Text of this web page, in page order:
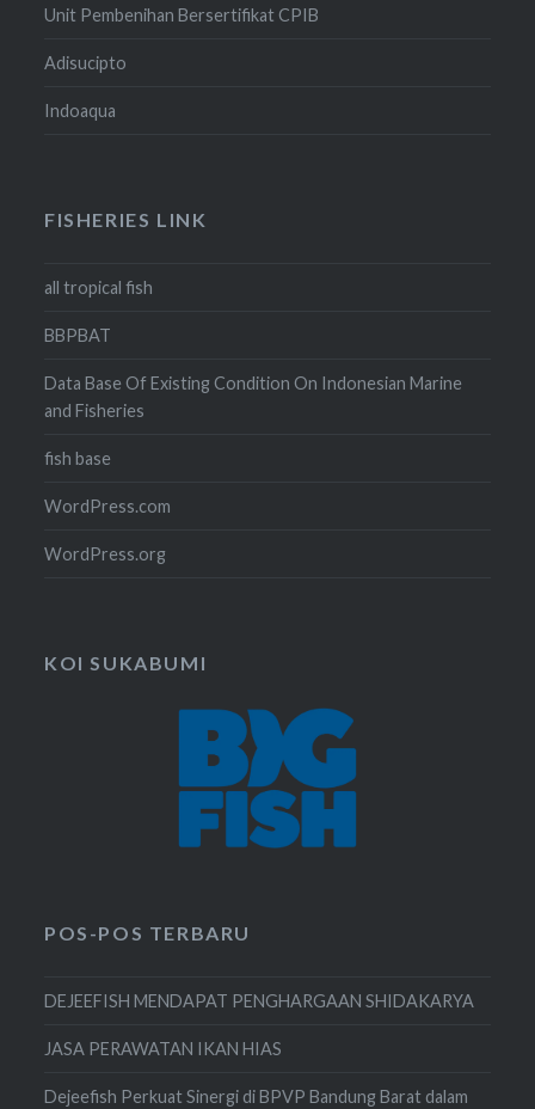
Unit Pembenihan Bersertifikat CPIB
Adisucipto
Indoaqua
FISHERIES LINK
all tropical fish
BBPBAT
Data Base Of Existing Condition On Indonesian Marine
and Fisheries
fish base
WordPress.com
WordPress.org
KOI SUKABUMI
POS-POS TERBARU
DEJEEFISH MENDAPAT PENGHARGAAN SHIDAKARYA
JASA PERAWATAN IKAN HIAS
Dejeefish Perkuat Sinergi di BPVP Bandung Barat dalam